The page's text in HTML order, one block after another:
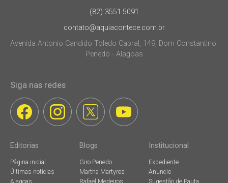
(82) 3551.5091
contato@aquiacontece.com.br
Avenida Antonio Candido Toledo Cabral, 149, Dom Constantino.
Penedo - Alagoas
Siga nas redes
Editorias
Página inicial
Últimas notícias
Blogs
Giro Penedo
Martha Martyres
Institucional
Expediente
Anuncie